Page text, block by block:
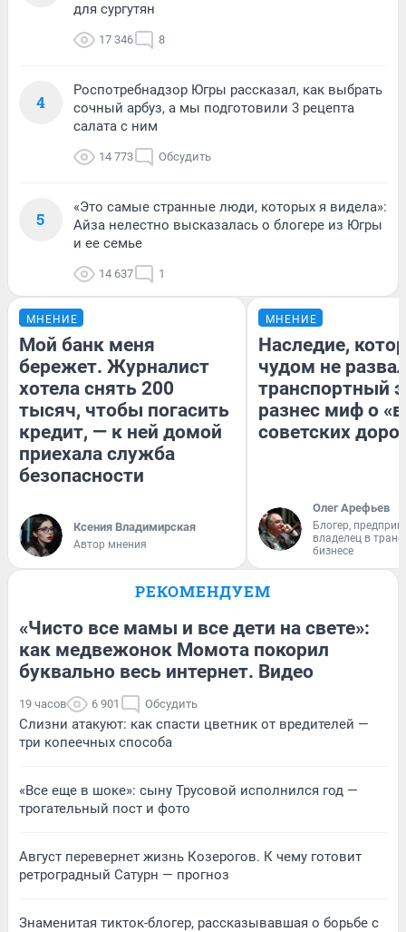
для сургутян
17 346 8
4
Роспотребнадзор Югры рассказал, как выбрать
сочный арбуз, а мы подготовили 3 рецепта
салата с ним
14 773 Обсудить
5
«Это самые странные люди, которых я видела»:
Айза нелестно высказалась о блогере из Югры
и ее семье
14 637 1
МНЕНИЕ
Мой банк меня
бережет. Журналист
хотела снять 200
тысяч, чтобы погасить
кредит, — к ней домой
приехала служба
безопасности
Ксения Владимирская
Автор мнения
МНЕНИЕ
Наследие,
чудом не
транспортный
разнес миф о
советских
Олег Арефьев
Блогер,
владелец в
бизнесе
РЕКОМЕНДУЕМ
«Чисто все мамы и все дети на свете»:
как медвежонок Момота покорил
буквально весь интернет. Видео
19 часов 6 901 Обсудить
Слизни атакуют: как спасти цветник от вредителей —
три копеечных способа
«Все еще в шоке»: сыну Трусовой исполнился год —
трогательный пост и фото
Август перевернет жизнь Козерогов. К чему готовит
ретроградный Сатурн — прогноз
Знаменитая тикток-блогер, рассказывавшая о борьбе с